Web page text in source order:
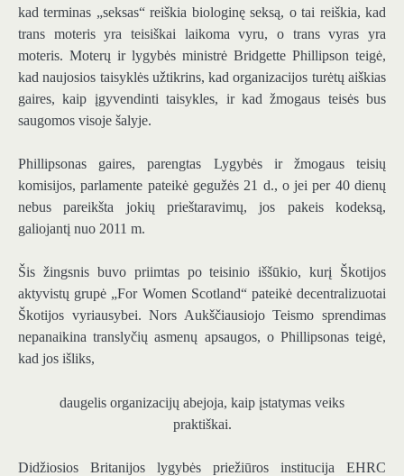
kad terminas „seksas“ reiškia biologinę seksą, o tai reiškia, kad
trans moteris yra teisiškai laikoma vyru, o trans vyras yra
moteris. Moterų ir lygybės ministrė Bridgette Phillipson teigė,
kad naujosios taisyklės užtikrins, kad organizacijos turėtų aiškias
gaires, kaip įgyvendinti taisykles, ir kad žmogaus teisės bus
saugomos visoje šalyje.
Phillipsonas gaires, parengtas Lygybės ir žmogaus teisių
komisijos, parlamente pateikė gegužės 21 d., o jei per 40 dienų
nebus pareikšta jokių prieštaravimų, jos pakeis kodeksą,
galiojantį nuo 2011 m.
Šis žingsnis buvo priimtas po teisinio iššūkio, kurį Škotijos
aktyvistų grupė „For Women Scotland“ pateikė decentralizuotai
Škotijos vyriausybei. Nors Aukščiausiojo Teismo sprendimas
nepanaikina translyčių asmenų apsaugos, o Phillipsonas teigė,
kad jos išliks,
daugelis organizacijų abejoja, kaip įstatymas veiks
praktiškai.
Didžiosios Britanijos lygybės priežiūros institucija EHRC